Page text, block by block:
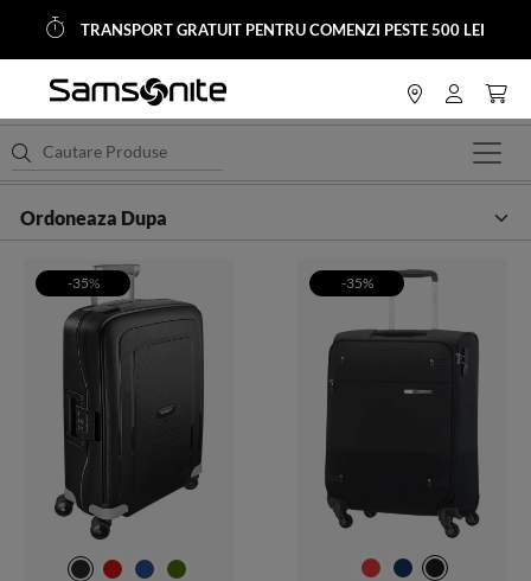
TRANSPORT GRATUIT PENTRU COMENZI PESTE 500 LEI
<Home Trolere si Genti Calatorie
-35% -35%